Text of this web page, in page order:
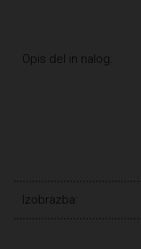
Opis del in nalog:
Izobrazba: